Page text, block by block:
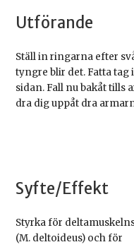
Utförande
Ställ in ringarna efter
tyngre blir det. Fatta
sidan. Fall nu bakåt tills
dra dig uppåt dra
Syfte/Effekt
Styrka för
(M. deltoideus) och för